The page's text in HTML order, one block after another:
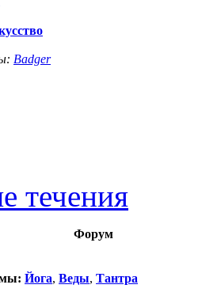
Badger
течения
Форум
Йога, Веды, Тантра